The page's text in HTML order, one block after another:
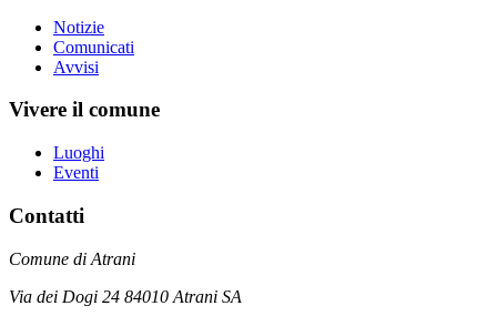
Notizie
Comunicati
Avvisi
Vivere il comune
Luoghi
Eventi
Contatti
Comune di Atrani
Via dei Dogi 24 84010 Atrani SA